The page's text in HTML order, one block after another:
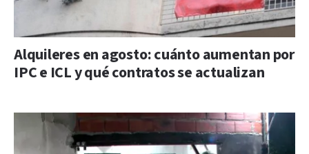
Alquileres en agosto: cuánto aumentan por
IPC e ICL y qué contratos se actualizan